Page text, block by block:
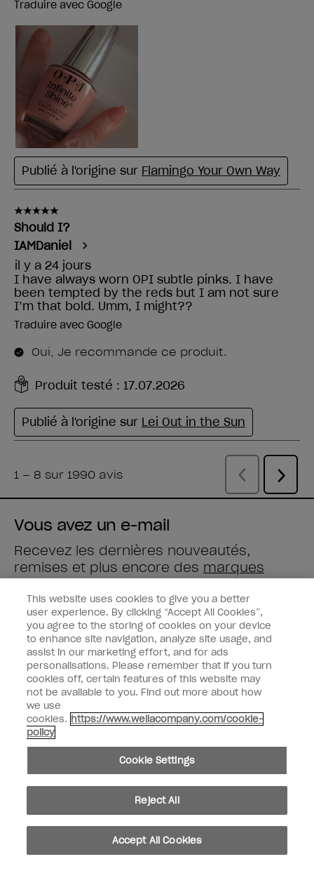
Vous avez un e-mail
Recevez les dernières nouveautés,
remises et plus encore des marques
Saisissez votre adresse e-mail *
Type de client
Consommateur
Professionnel
M'INSCRIRE
Informations clients
OPI & vous
instagramfacebook
This website uses cookies to give you a better
user experience. By clicking “Accept All Cookies”,
you agree to the storing of cookies on your device
to enhance site navigation, analyze site usage, and
assist in our marketing effort, and for ads
personalisations. Please remember that if you turn
cookies off, certain features of this website may
not be available to you. Find out more about how
we use
cookies. https://www.wellacompany.com/cookie-
policy
Cookie Settings
Reject All
Accept All Cookies